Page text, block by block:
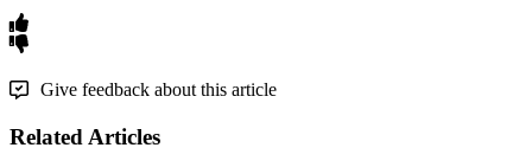
Give feedback about this article
Related Articles